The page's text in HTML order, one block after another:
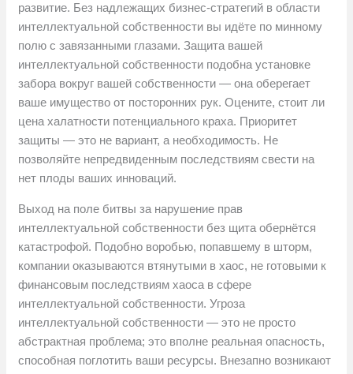
развитие. Без надлежащих бизнес-стратегий в области
интеллектуальной собственности вы идёте по минному
полю с завязанными глазами. Защита вашей
интеллектуальной собственности подобна установке
забора вокруг вашей собственности — она оберегает
ваше имущество от посторонних рук. Оцените, стоит ли
цена халатности потенциального краха. Приоритет
защиты — это не вариант, а необходимость. Не
позволяйте непредвиденным последствиям свести на
нет плоды ваших инноваций.
Выход на поле битвы за нарушение прав
интеллектуальной собственности без щита обернётся
катастрофой. Подобно воробью, попавшему в шторм,
компании оказываются втянутыми в хаос, не готовыми к
финансовым последствиям хаоса в сфере
интеллектуальной собственности. Угроза
интеллектуальной собственности — это не просто
абстрактная проблема; это вполне реальная опасность,
способная поглотить ваши ресурсы. Внезапно возникают